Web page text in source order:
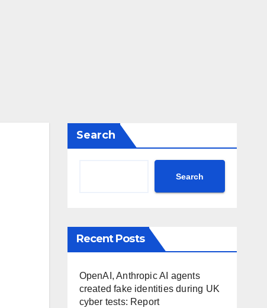
Search
Search
Recent Posts
OpenAI, Anthropic AI agents
created fake identities during UK
cyber tests: Report